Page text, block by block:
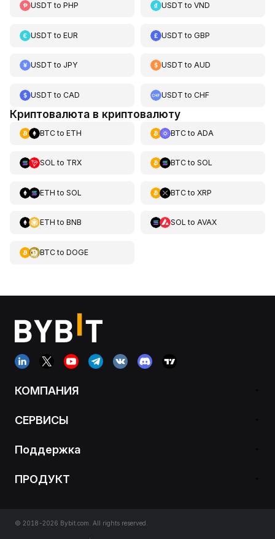
USDT to PHP USDT toVND
USDT to EUR USDT toGBP
USDT to JPY USDT toAUD
USDT to CAD USDT toCHF
Криптовалюта в криптовалюту
BTCto ETH BTCto ADA
SOL to TRX BTCto SOL
ETH to SOL BTCto XRP
ETH to BNB SOL to AVAX
BTCto DOGE
КОМПАНИЯ
СЕРВИСЫ
Поддержка
ПРОДУКТ
© 2018-2026 Bybit.com. All rights reserved.